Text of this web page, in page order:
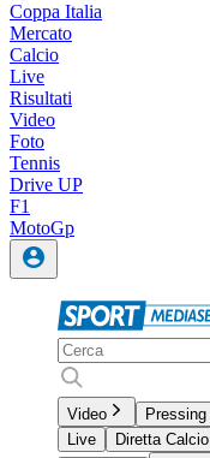
Coppa Italia
Mercato
Calcio
Live
Risultati
Video
Foto
Tennis
Drive UP
F1
MotoGp
Video Pressing
Live
Diretta Calcio